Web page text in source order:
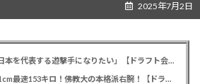
2025年7月2日
カープドラ6西川篤夢！「日本を代表する遊撃手になりたい」【ドラフト会議2025】
カープドラ5赤木晴哉！191cm最速153キロ！佛教大の本格派右腕！【ドラフト会議2025】